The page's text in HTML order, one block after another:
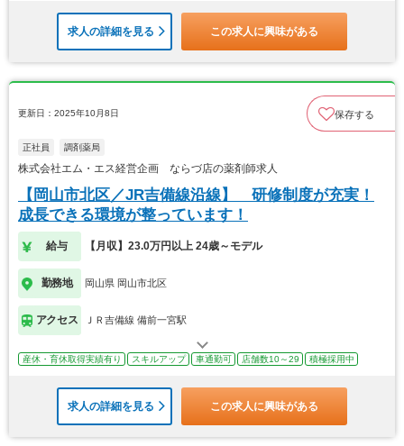
求人の詳細を見る この求人に興味がある
更新日：2025年10月8日 保存する
正社員 調剤薬局
株式会社エム・エス経営企画 ならづ店の薬剤師求人
【岡山市北区／JR吉備線沿線】 研修制度が充実！
成長できる環境が整っています！
給与 【月収】23.0万円以上 24歳～モデル
勤務地 岡山県 岡山市北区
アクセス ＪＲ吉備線 備前一宮駅
産休・育休取得実績有り スキルアップ 車通勤可 店舗数10～29 積極採用中
求人の詳細を見る この求人に興味がある